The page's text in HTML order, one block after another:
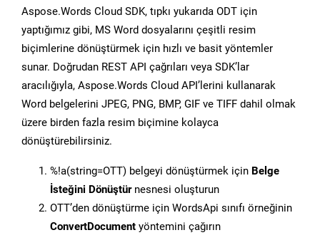
Aspose.Words Cloud SDK, tıpkı yukarıda ODT için
yaptığımız gibi, MS Word dosyalarını çeşitli resim
biçimlerine dönüştürmek için hızlı ve basit yöntemler
sunar. Doğrudan REST API çağrıları veya SDK’lar
aracılığıyla, Aspose.Words Cloud API’lerini kullanarak
Word belgelerini JPEG, PNG, BMP, GIF ve TIFF dahil olmak
üzere birden fazla resim biçimine kolayca
dönüştürebilirsiniz.
%!a(string=OTT) belgeyi dönüştürmek için Belge
İsteğini Dönüştürnesnesi oluşturun
OTT’den dönüştürme için WordsApi sınıfı örneğinin
ConvertDocument yöntemini çağırın